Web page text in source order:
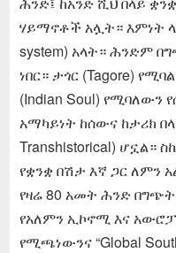
ሃይማኖቶች አሏት። እምነት
system) አላት። ሕንድም
ነበር። ታጎር (Tagore)
(Indian Soul) የሚባለውን
አማካይነት ከሰውና ከታሪክ
Transhistorical) ሆኗል።
የቋንቋ በሽታ እኛ ጋር ለምን
የዛሬ 80 አመት ሕንድ
የአለምን ኢኮኖሚ እና አውሮፓ
የሚጫነውንና “Global